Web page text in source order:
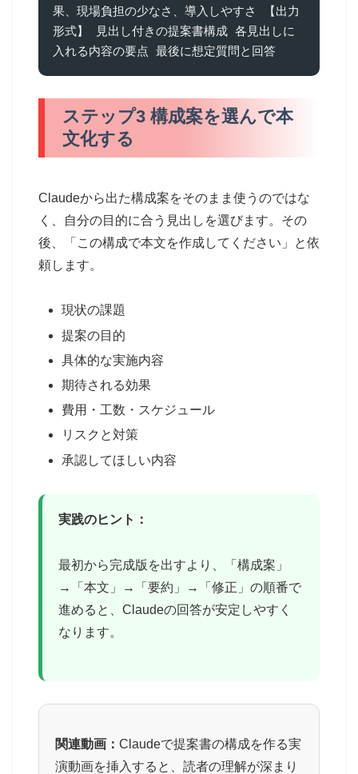
果、現場負担の少なさ、導入しやすさ 【出力
形式】 見出し付きの提案書構成 各見出しに
入れる内容の要点 最後に想定質問と回答
ステップ3 構成案を選んで本
文化する
Claudeから出た構成案をそのまま使うのではな
く、自分の目的に合う見出しを選びます。その
後、「この構成で本文を作成してください」と依
頼します。
現状の課題
提案の目的
具体的な実施内容
期待される効果
費用・工数・スケジュール
リスクと対策
承認してほしい内容
実践のヒント：
最初から完成版を出すより、「構成案」
→「本文」→「要約」→「修正」の順番で
進めると、Claudeの回答が安定しやすく
なります。
関連動画： Claudeで提案書の構成を作る実
演動画を挿入すると、読者の理解が深まり